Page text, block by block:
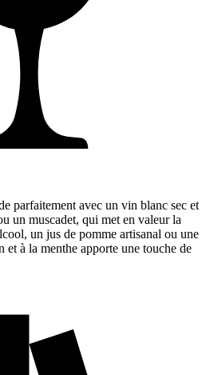
parfaitement avec un vin blanc sec et
un muscadet, qui met en valeur la
un jus de pomme artisanal ou une
et à la menthe apporte une touche de